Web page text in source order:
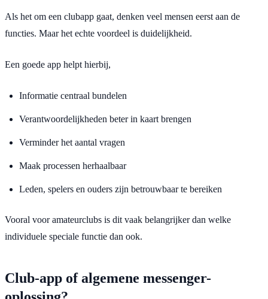
Als het om een ​​clubapp gaat, denken veel mensen eerst aan de
functies. Maar het echte voordeel is duidelijkheid.
Een goede app helpt hierbij,
Informatie centraal bundelen
Verantwoordelijkheden beter in kaart brengen
Verminder het aantal vragen
Maak processen herhaalbaar
Leden, spelers en ouders zijn betrouwbaar te bereiken
Vooral voor amateurclubs is dit vaak belangrijker dan welke
individuele speciale functie dan ook.
Club-app of algemene messenger-